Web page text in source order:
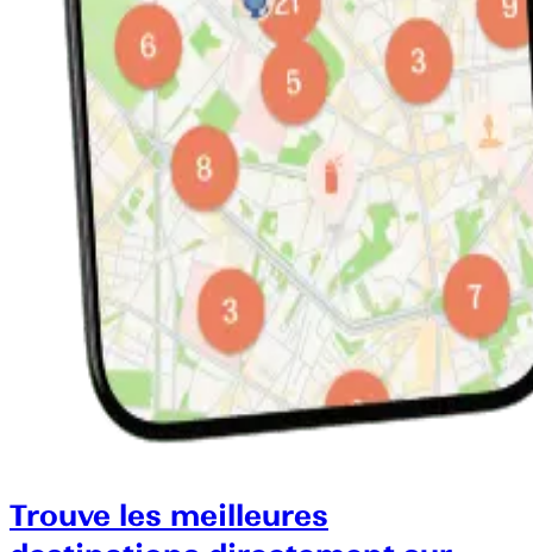
Trouve les meilleures